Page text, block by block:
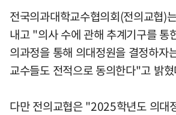
전국의과대학교수협의회(전의교협)
내고 "의사 수에 관해 추계기구를 통
의과정을 통해 의대정원을 결정하자
교수들도 전적으로 동의한다"고 밝
다만 전의교협은 "2025학년도 의대